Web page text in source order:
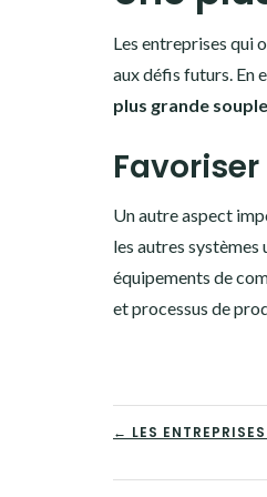
Les entreprises qui
aux défis futurs. En
plus grande
Un autre aspect
les autres
équipements de
et processus de
DE
← LES